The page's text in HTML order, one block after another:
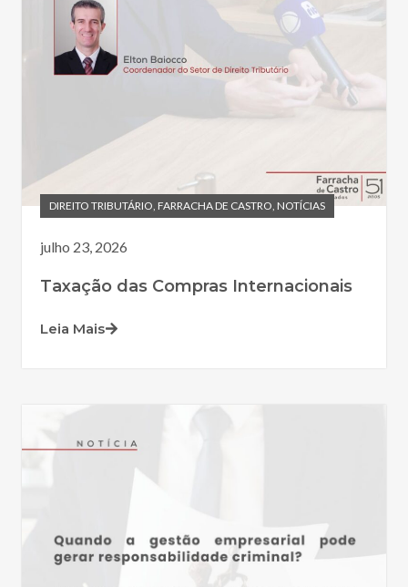
DIREITO TRIBUTÁRIO, FARRACHA DE CASTRO, NOTÍCIAS
julho 23, 2026
Taxação das Compras Internacionais
Leia Mais